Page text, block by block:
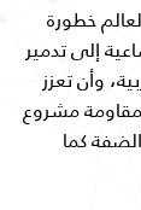
خطورة
إلى تدمير
وأن تعزز
مشروع
كما